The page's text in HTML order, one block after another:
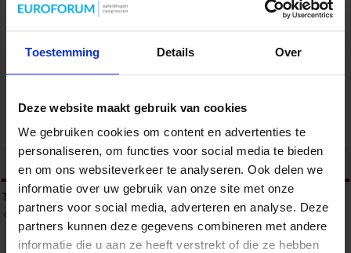
Toestemming Details Over
Deze website maakt gebruik van cookies
We gebruiken cookies om content en advertenties te
personaliseren, om functies voor social media te bieden
en om ons websiteverkeer te analyseren. Ook delen we
informatie over uw gebruik van onze site met onze
partners voor social media, adverteren en analyse. Deze
partners kunnen deze gegevens combineren met andere
informatie die u aan ze heeft verstrekt of die ze hebben
Gebouwbeheer en veiligheid
Tags COMPLEXE PROBLEMATIEK
ONDERMIJNING
OPENBARE ORDE EN VEILIGHEID